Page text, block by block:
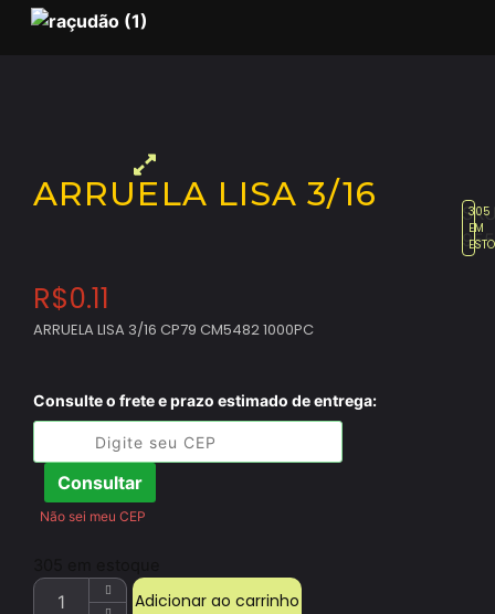
ARRUELA LISA 3/16
955
305
EM
R$0.11
ARRUELA LISA 3/16 CP79 CM5482 1000PC
Consulte o frete e prazo estimado de entrega:
Consultar
Não sei meu CEP
Adicionar ao carrinho